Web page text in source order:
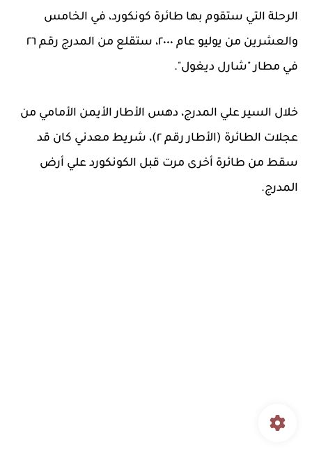
الرحلة التي ستقوم بها طائرة كونكورد، في الخامس
والعشرين من يوليو عام ٢٠٠٠، ستقلع من المدرج رقم ٢٦
في مطار "شارل ديغول".
خلال السير علي المدرج، دهس الأطار الأيمن الأمامي من
عجلات الطائرة (الأطار رقم ٢)، شريط معدني كان قد
سقط من طائرة أخرى مرت قبل الكونكورد علي أرض
المدرج.